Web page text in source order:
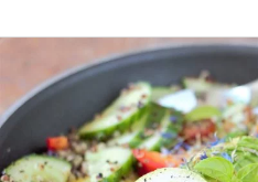
alimentos
veganos
son
los
que